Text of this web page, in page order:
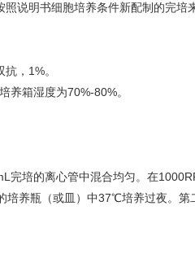
说明书细胞培养条件新配制的完培
，1%。
养箱湿度为70%-80%。
完培的离心管中混合均匀。在
培养瓶（或皿）中37℃培养过夜。第